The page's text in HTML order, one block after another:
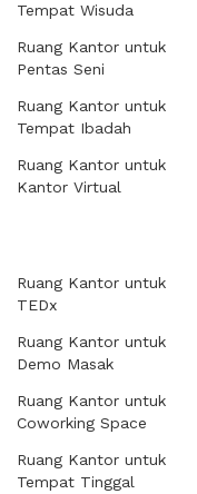
Tempat Wisuda
Ruang Kantor untuk
Pentas Seni
Ruang Kantor untuk
Tempat Ibadah
Ruang Kantor untuk
Kantor Virtual
Ruang Kantor untuk
TEDx
Ruang Kantor untuk
Demo Masak
Ruang Kantor untuk
Coworking Space
Ruang Kantor untuk
Tempat Tinggal